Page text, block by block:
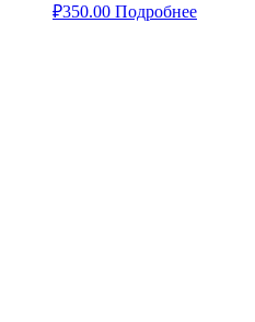
₽350.00 Подробнее